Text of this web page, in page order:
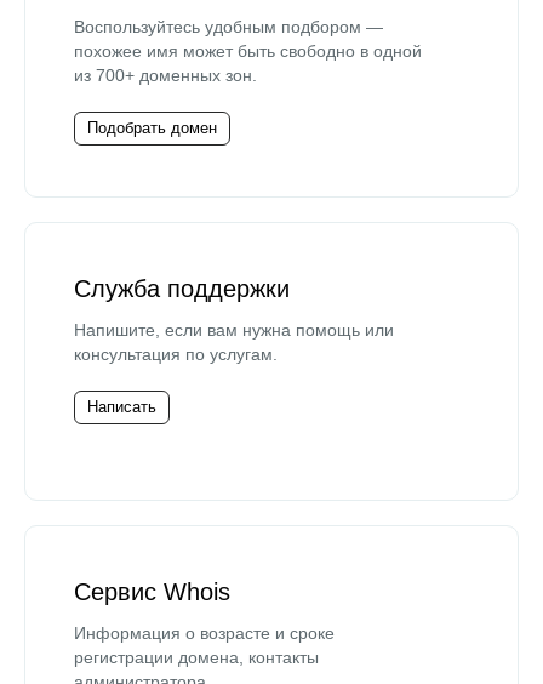
Воспользуйтесь удобным подбором —
похожее имя может быть свободно в одной
из 700+ доменных зон.
Подобрать домен
Служба поддержки
Напишите, если вам нужна помощь или
консультация по услугам.
Написать
Сервис Whois
Информация о возрасте и сроке
регистрации домена, контакты